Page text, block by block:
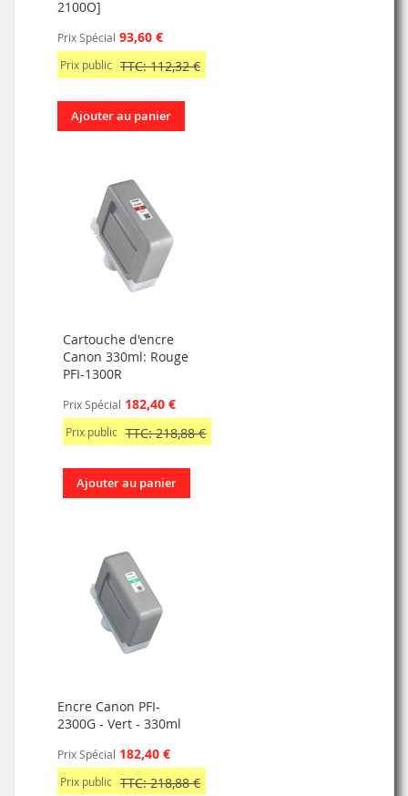
2100O]
Prix Spécial 93,60 €
Prix public TTC: 112,32 €
Ajouter au panier
Cartouche d'encre
Canon 330ml: Rouge
PFI-1300R
Prix Spécial 182,40 €
Prix public TTC: 218,88 €
Ajouter au panier
Encre Canon PFI-
2300G - Vert - 330ml
Prix Spécial 182,40 €
Prix public TTC: 218,88 €